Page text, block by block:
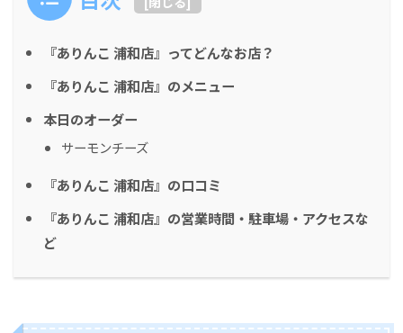
『ありんこ 浦和店』ってどんなお店？
『ありんこ 浦和店』のメニュー
本日のオーダー
サーモンチーズ
『ありんこ 浦和店』の口コミ
『ありんこ 浦和店』の営業時間・駐車場・アクセスな
ど